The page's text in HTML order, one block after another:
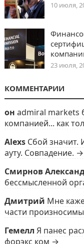
10 июля,
23 июля,
КОММЕНТАРИИ
он admiral markets
компанией... как
Alexs Сбой значит.
ауту. Совпадение. →
Смирнов
бессмысленной
Дмитрий Мне
части
Гемелл Я панес
форэкс ком →